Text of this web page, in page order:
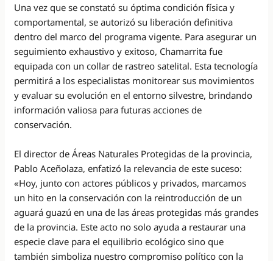
Una vez que se constató su óptima condición física y
comportamental, se autorizó su liberación definitiva
dentro del marco del programa vigente. Para asegurar un
seguimiento exhaustivo y exitoso, Chamarrita fue
equipada con un collar de rastreo satelital. Esta tecnología
permitirá a los especialistas monitorear sus movimientos
y evaluar su evolución en el entorno silvestre, brindando
información valiosa para futuras acciones de
conservación.
El director de Áreas Naturales Protegidas de la provincia,
Pablo Aceñolaza, enfatizó la relevancia de este suceso:
«Hoy, junto con actores públicos y privados, marcamos
un hito en la conservación con la reintroducción de un
aguará guazú en una de las áreas protegidas más grandes
de la provincia. Este acto no solo ayuda a restaurar una
especie clave para el equilibrio ecológico sino que
también simboliza nuestro compromiso político con la